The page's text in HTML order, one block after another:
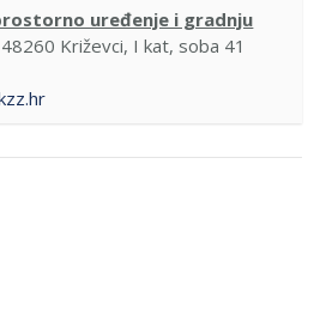
uređenje i gradnju
Križevci, I kat, soba 41